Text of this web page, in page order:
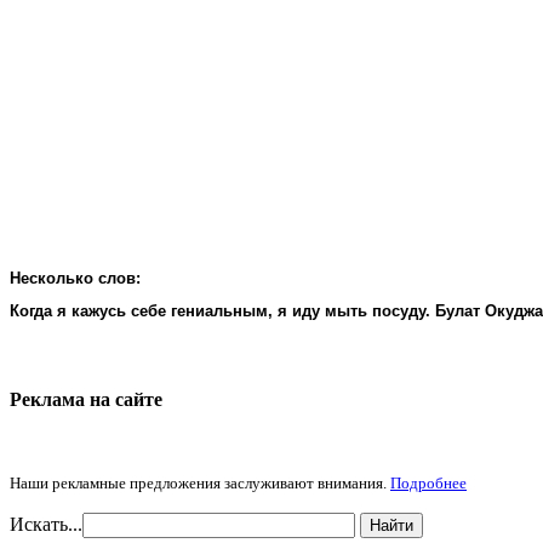
Несколько слов:
Когда я кажусь себе гениальным, я иду мыть посуду. Булат
Реклама на cайте
Наши рекламные предложения заслуживают внимания. Подробнее
Искать... Найти